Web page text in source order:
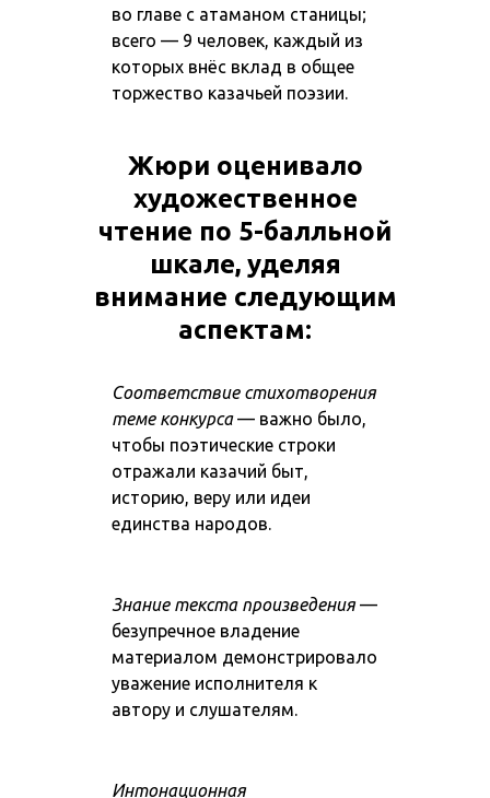
во главе с атаманом станицы;
всего — 9 человек, каждый из
которых внёс вклад в общее
торжество казачьей поэзии.
Жюри оценивало
художественное
чтение по 5-балльной
шкале, уделяя
внимание следующим
аспектам:
Соответствие стихотворения
теме конкурса— важно было,
чтобы поэтические строки
отражали казачий быт,
историю, веру или идеи
единства народов.
Знание текста произведения—
безупречное владение
материалом демонстрировало
уважение исполнителя к
автору и слушателям.
Интонационная